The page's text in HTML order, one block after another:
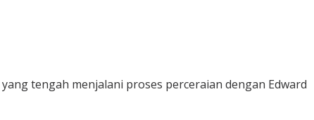
tengah menjalani proses perceraian dengan Edward